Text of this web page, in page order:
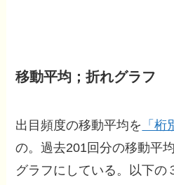
移動平均；折れグラフ
出目頻度の移動平均を 「桁
の。過去201回分の移動平
グラフにしている。以下の